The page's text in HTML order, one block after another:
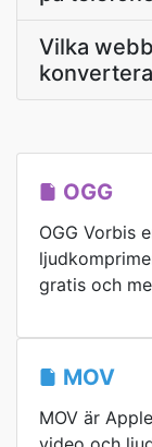
Vilka
OGG
OGG Vorbis
gratis och
MOV
MOV är